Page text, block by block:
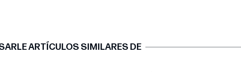
ARTÍCULOS SIMILARES DE